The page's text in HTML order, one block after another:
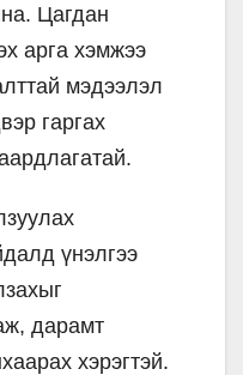
Цагдан
арга хэмжээ
мэдээлэл
гаргах
үнэлгээ
дарамт
хэрэгтэй.